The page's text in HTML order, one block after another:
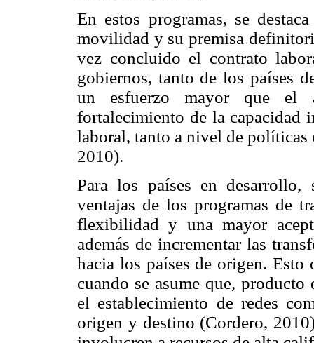
En estos programas, se
movilidad y su premisa
vez concluido el contrato
gobiernos, tanto de los países
un esfuerzo mayor que el
fortalecimiento de la capacidad
laboral, tanto a nivel de políticas
2010).
Para los países en desarrollo,
ventajas de los programas de
flexibilidad y una mayor
además de incrementar las
hacia los países de origen. Esto
cuando se asume que,
el establecimiento de redes
origen y destino (Cordero,